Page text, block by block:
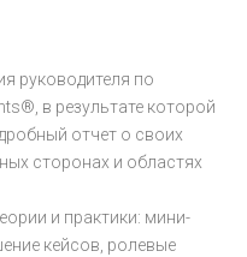
руководителя по
в результате которой
отчет о своих
сторонах и областях
и практики: мини-
кейсов, ролевые